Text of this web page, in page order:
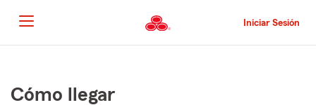
al
contenido
principal
Iniciar Sesión
principal
Cómo llegar